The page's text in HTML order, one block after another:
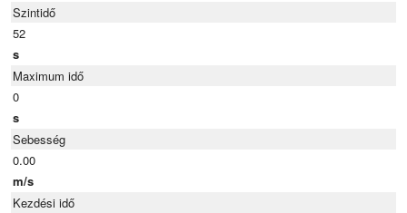
Szintidő
52
s
Maximum idő
0
s
Sebesség
0.00
m/s
Kezdési idő